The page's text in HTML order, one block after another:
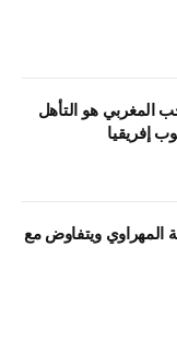
المغربي هو التأهل
إفريقيا
ويتفاوض مع